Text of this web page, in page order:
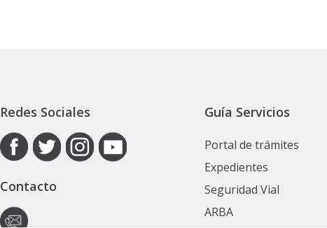
Redes Sociales
Contacto
Guía Servicios
Portal de trámites
Expedientes
Seguridad Vial
ARBA